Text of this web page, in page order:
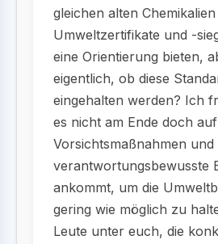
gleichen alten
Umweltzertifikate und -
eine Orientierung bieten,
eigentlich, ob diese
eingehalten werden? Ich
es nicht am Ende doch
Vorsichtsmaßnahmen und
verantwortungsbewusste
ankommt, um die
gering wie möglich zu
Leute unter euch, die